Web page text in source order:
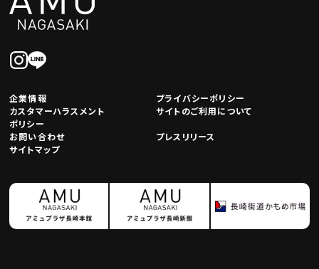
企業情報
プライバシーポリシー
カスタマーハラスメント
ポリシー
サイトのご利用について
お問い合わせ
プレスリリース
サイトマップ